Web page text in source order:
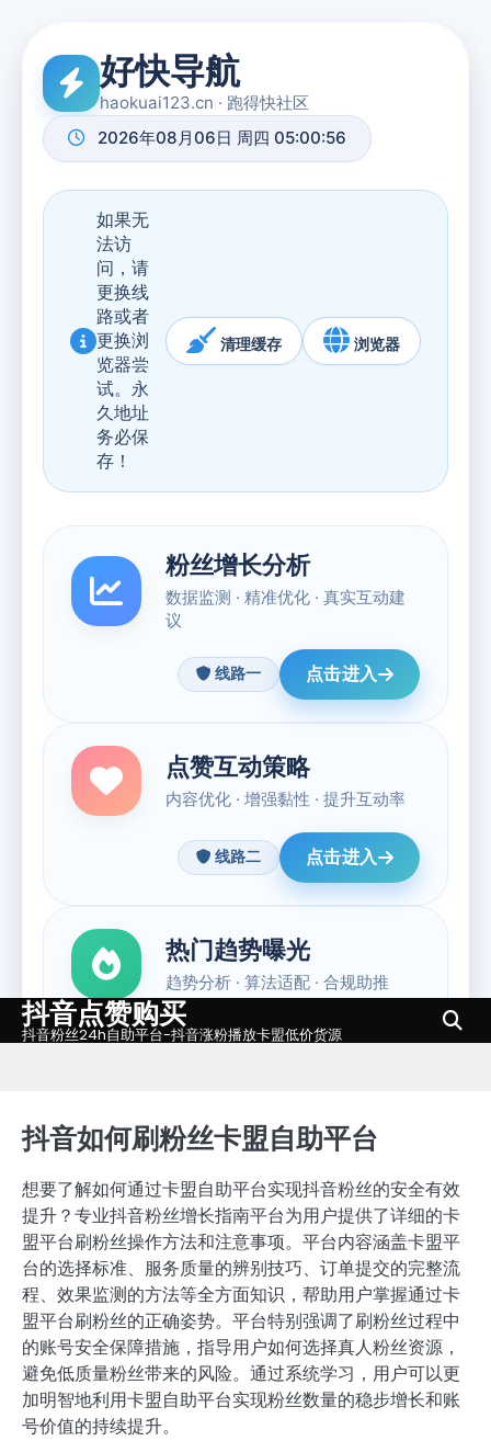
Skip抖音点赞购买
抖音粉丝24h自助平台-抖音涨粉播放卡盟低价货源
抖音如何刷粉丝卡盟自助平台
想要了解如何通过卡盟自助平台实现抖音粉丝的安全有效
提升？专业抖音粉丝增长指南平台为用户提供了详细的卡
盟平台刷粉丝操作方法和注意事项。平台内容涵盖卡盟平
台的选择标准、服务质量的辨别技巧、订单提交的完整流
程、效果监测的方法等全方面知识，帮助用户掌握通过卡
盟平台刷粉丝的正确姿势。平台特别强调了刷粉丝过程中
的账号安全保障措施，指导用户如何选择真人粉丝资源，
避免低质量粉丝带来的风险。通过系统学习，用户可以更
加明智地利用卡盟自助平台实现粉丝数量的稳步增长和账
号价值的持续提升。